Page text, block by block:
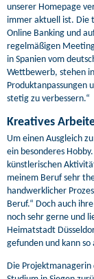
unserer Homepage
immer aktuell ist. Die
Online Banking und
regelmäßigen
in Spanien vom
Wettbewerb, stehen
Produktanpassungen
stetig zu verbessern.“
Kreatives
Um einen Ausgleich
ein besonderes
künstlerischen
meinem Beruf sehr
handwerklicher
Beruf.“ Doch auch
noch sehr gerne und
Heimatstadt
gefunden und kann
Die